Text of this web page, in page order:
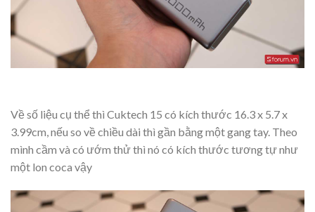
Về số liệu cụ thể thì Cuktech 15 có kích thước 16.3 x 5.7 x
3.99cm, nếu so về chiều dài thì gần bằng một gang tay. Theo
mình cầm và có ướm thử thì nó có kích thước tương tự như
một lon coca vậy